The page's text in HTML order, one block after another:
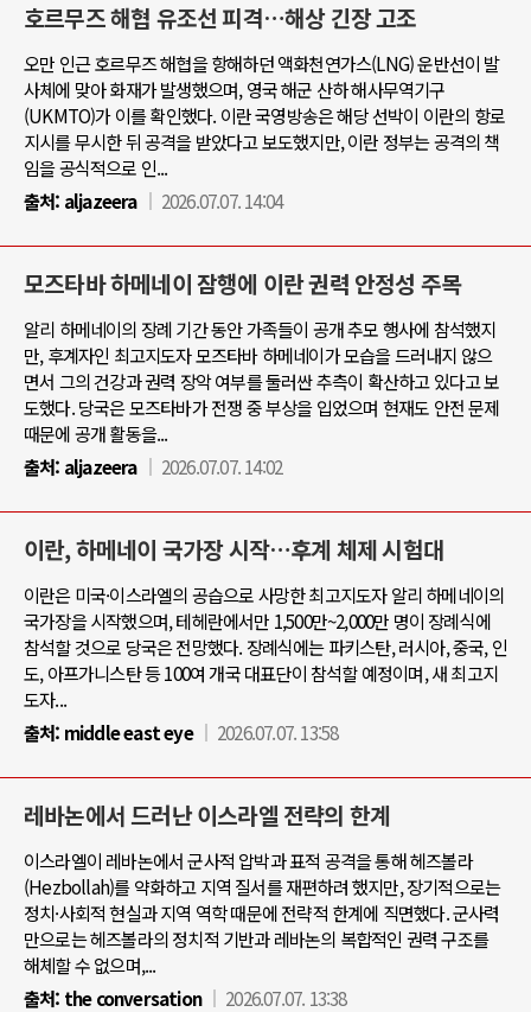
호르무즈 해협 유조선 피격…해상 긴장 고조
오만 인근 호르무즈 해협을 항해하던 액화천연가스(LNG) 운반선이 발
사체에 맞아 화재가 발생했으며, 영국 해군 산하 해사무역기구
(UKMTO)가 이를 확인했다. 이란 국영방송은 해당 선박이 이란의 항로
지시를 무시한 뒤 공격을 받았다고 보도했지만, 이란 정부는 공격의 책
임을 공식적으로 인...
출처: aljazeera 2026.07.07. 14:04
모즈타바 하메네이 잠행에 이란 권력 안정성 주목
알리 하메네이의 장례 기간 동안 가족들이 공개 추모 행사에 참석했지
만, 후계자인 최고지도자 모즈타바 하메네이가 모습을 드러내지 않으
면서 그의 건강과 권력 장악 여부를 둘러싼 추측이 확산하고 있다고 보
도했다. 당국은 모즈타바가 전쟁 중 부상을 입었으며 현재도 안전 문제
때문에 공개 활동을...
출처: aljazeera 2026.07.07. 14:02
이란, 하메네이 국가장 시작…후계 체제 시험대
이란은 미국·이스라엘의 공습으로 사망한 최고지도자 알리 하메네이의
국가장을 시작했으며, 테헤란에서만 1,500만~2,000만 명이 장례식에
참석할 것으로 당국은 전망했다. 장례식에는 파키스탄, 러시아, 중국, 인
도, 아프가니스탄 등 100여 개국 대표단이 참석할 예정이며, 새 최고지
도자...
출처: middle east eye 2026.07.07. 13:58
레바논에서 드러난 이스라엘 전략의 한계
이스라엘이 레바논에서 군사적 압박과 표적 공격을 통해 헤즈볼라
(Hezbollah)를 약화하고 지역 질서를 재편하려 했지만, 장기적으로는
정치·사회적 현실과 지역 역학 때문에 전략적 한계에 직면했다. 군사력
만으로는 헤즈볼라의 정치적 기반과 레바논의 복합적인 권력 구조를
해체할 수 없으며,...
출처: the conversation 2026.07.07. 13:38